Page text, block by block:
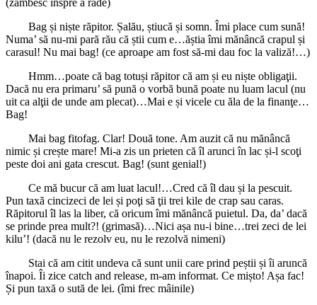
Bag și niște răpitor. Șalău, știucă și somn. Îmi place cum sună!
Numa’ să nu-mi pară rău că știi cum e…ăștia îmi mănâncă crapul și
carasul! Nu mai bag! (ce aproape am fost să-mi dau foc la valiză!…)
Hmm…poate că bag totuși răpitor că am și eu niște obligaţii.
Dacă nu era primaru’ să pună o vorbă bună poate nu luam lacul (nu
uit ca alţii de unde am plecat)…Mai e și vicele cu ăla de la finanţe…
Bag!
Mai bag fitofag. Clar! Două tone. Am auzit că nu mănâncă
nimic și crește mare! Mi-a zis un prieten că îl arunci în lac și-l scoţi
peste doi ani gata crescut. Bag! (sunt genial!)
Ce mă bucur că am luat lacul!…Cred că îl dau și la pescuit.
Pun taxă cincizeci de lei și poţi să ţii trei kile de crap sau caras.
Răpitorul îl las la liber, că oricum îmi mănâncă puietul. Da, da’ dacă
se prinde prea mult?! (grimasă)…Nici așa nu-i bine…trei zeci de lei
kilu’! (dacă nu le rezolv eu, nu le rezolvă nimeni)
Stai că am citit undeva că sunt unii care prind peștii și îi aruncă
înapoi. Îi zice catch and release, m-am informat. Ce mișto! Așa fac!
Și pun taxă o sută de lei. (îmi frec mâinile)